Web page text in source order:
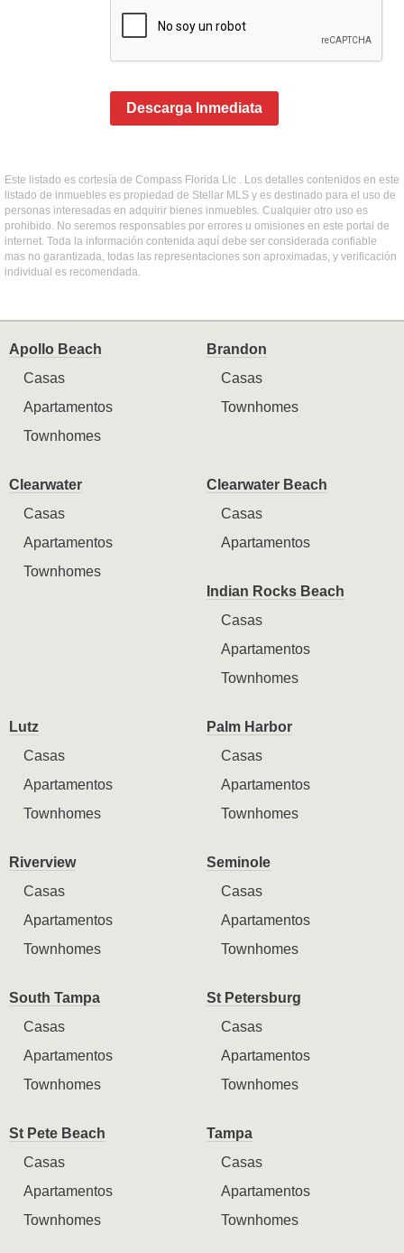
Descarga Inmediata
Este listado es cortesía de Compass Florida Llc . Los detalles contenidos en este
listado de inmuebles es propiedad de Stellar MLS y es destinado para el uso de
personas interesadas en adquirir bienes inmuebles. Cualquier otro uso es
prohibido. No seremos responsables por errores u omisiones en este portal de
internet. Toda la información contenida aquí debe ser considerada confiable
mas no garantizada, todas las representaciones son aproximadas, y verificación
individual es recomendada.
Apollo Beach
Casas
Apartamentos
Townhomes
Brandon
Casas
Townhomes
Clearwater
Casas
Apartamentos
Townhomes
Clearwater Beach
Casas
Apartamentos
Indian Rocks Beach
Casas
Apartamentos
Townhomes
Lutz
Casas
Apartamentos
Townhomes
Palm Harbor
Casas
Apartamentos
Townhomes
Riverview
Casas
Apartamentos
Townhomes
Seminole
Casas
Apartamentos
Townhomes
South Tampa
Casas
Apartamentos
Townhomes
St Petersburg
Casas
Apartamentos
Townhomes
St Pete Beach
Casas
Apartamentos
Townhomes
Tampa
Casas
Apartamentos
Townhomes